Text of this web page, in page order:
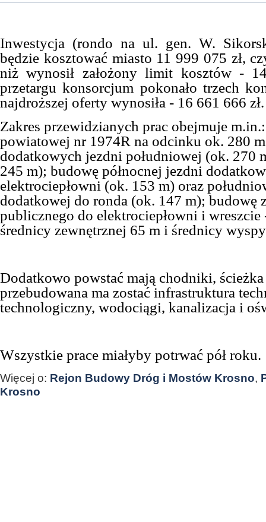
Inwestycja (rondo na ul. gen. W.
będzie kosztować miasto 11 999 075 zł,
niż wynosił założony limit kosztów -
przetargu konsorcjum pokonało trzech
najdroższej oferty wynosiła - 16 661 666 zł.
Zakres przewidzianych prac obejmuje
powiatowej nr 1974R na odcinku ok. 280
dodatkowych jezdni południowej (ok. 270
245 m); budowę północnej jezdni
elektrociepłowni (ok. 153 m) oraz
dodatkowej do ronda (ok. 147 m); budowę
publicznego do elektrociepłowni i wreszcie
średnicy zewnętrznej 65 m i średnicy
Dodatkowo powstać mają chodniki,
przebudowana ma zostać infrastruktura
technologiczny, wodociągi, kanalizacja i
Wszystkie prace miałyby potrwać pół roku.
Więcej o: Rejon Budowy Dróg i Mostów Krosno,
Krosno